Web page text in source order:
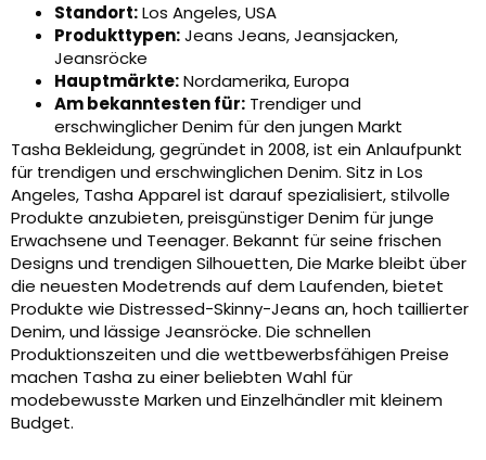
Standort:Los Angeles, USA
Produkttypen:Jeans Jeans, Jeansjacken,
Jeansröcke
Hauptmärkte:Nordamerika, Europa
Am bekanntesten für: Trendiger und
erschwinglicher Denim für den jungen Markt
Tasha Bekleidung, gegründet in 2008, ist ein Anlaufpunkt
für trendigen und erschwinglichen Denim. Sitz in Los
Angeles, Tasha Apparel ist darauf spezialisiert, stilvolle
Produkte anzubieten, preisgünstiger Denim für junge
Erwachsene und Teenager. Bekannt für seine frischen
Designs und trendigen Silhouetten, Die Marke bleibt über
die neuesten Modetrends auf dem Laufenden, bietet
Produkte wie Distressed-Skinny-Jeans an, hoch taillierter
Denim, und lässige Jeansröcke. Die schnellen
Produktionszeiten und die wettbewerbsfähigen Preise
machen Tasha zu einer beliebten Wahl für
modebewusste Marken und Einzelhändler mit kleinem
Budget.